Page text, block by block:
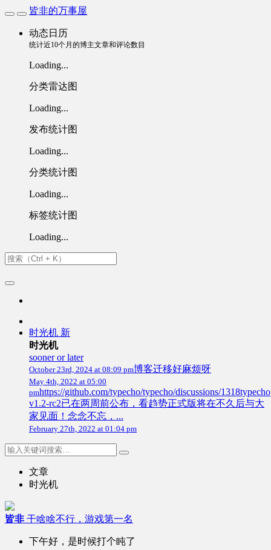
皆非的万事屋
动态日历
统计近10个月的博主文章和评论数目
Loading...
分类雷达图
Loading...
发布统计图
Loading...
分类统计图
Loading...
标签统计图
Loading...
时光机 新
时光机
sooner or later
October 23rd, 2024 at 08:09 pm博客迁移好麻烦呀
May 4th, 2022 at 05:00
pmhttps://github.com/typecho/typecho/discussions/1318typecho
v1.2-rc2已在两周前公布，看趋势正式版将在不久后与大
家见面！念念不忘，...
February 27th, 2022 at 01:04 pm
文章
时光机
皆非 干啥啥不行，游戏第一名
下午好，是时候打个盹了